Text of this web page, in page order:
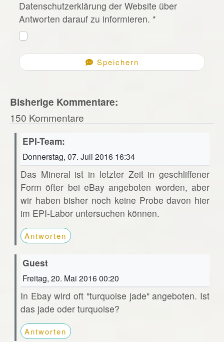
Datenschutzerklärung der Website über
Antworten darauf zu informieren. *
Speichern
Bisherige Kommentare:
150 Kommentare
EPI-Team:
Donnerstag, 07. Juli 2016 16:34
Das Mineral ist in letzter Zeit in geschliffener
Form öfter bei eBay angeboten worden, aber
wir haben bisher noch keine Probe davon hier
im EPI-Labor untersuchen können.
Antworten
Guest
Freitag, 20. Mai 2016 00:20
In Ebay wird oft "turquoise jade" angeboten. Ist
das jade oder turquoise?
Antworten